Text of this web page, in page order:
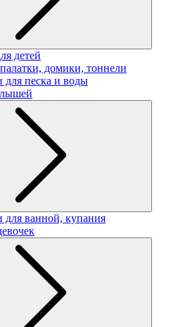
детей
домики, тоннели
песка и воды
ванной, купания